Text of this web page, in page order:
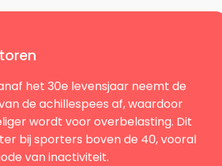
het 30e levensjaar neemt de
de achillespees af, waardoor
wordt voor overbelasting. Dit
bij sporters boven de 40, vooral
van inactiviteit.